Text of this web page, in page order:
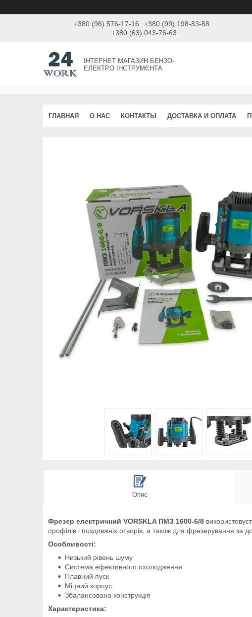
+380 (96) 576-17-16
+380 (99) 198-83-88
+380 (63) 043-76-63
ІНТЕРНЕТ МАГАЗИН БЕНЗО-
ЕЛЕКТРО ІНСТРУМЄНТА
ГЛАВНАЯ О НАС КОНТАКТЫ ДОСТАВКА И ОПЛАТА
Опис
Фрезер електричний VORSKLA ПМЗ 1600-6/8
профілів і поздовжніх отворів, а також для фрезерування за
Особливості:
Низький рівень шуму
Система ефективного охолодження
Плавний пуск
Міцний корпус
Збалансована конструкція
Характеристика: